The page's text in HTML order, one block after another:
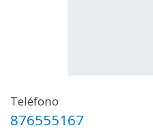
Teléfono
876555167